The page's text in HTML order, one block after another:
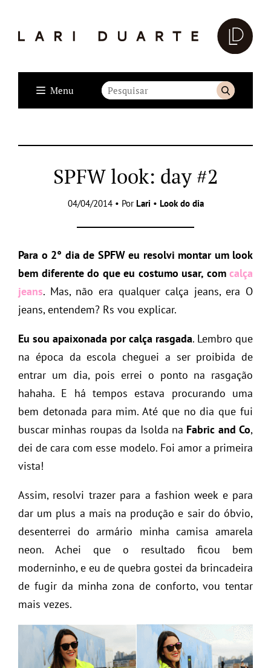
Menu
SPFW look: day #2
04/04/2014 • Por Lari • Look do dia
Para o 2° dia de SPFW eu resolvi montar um look
bem diferente do que eu costumo usar, com calça
jeans. Mas, não era qualquer calça jeans, era O
jeans, entendem? Rs vou explicar.
Eu sou apaixonada por calça rasgada. Lembro que
na época da escola cheguei a ser proibida de
entrar um dia, pois errei o ponto na rasgação
hahaha. E há tempos estava procurando uma
bem detonada para mim. Até que no dia que fui
buscar minhas roupas da Isolda na Fabric and Co,
dei de cara com esse modelo. Foi amor a primeira
vista!
Assim, resolvi trazer para a fashion week e para
dar um plus a mais na produção e sair do óbvio,
desenterrei do armário minha camisa amarela
neon. Achei que o resultado ficou bem
moderninho, e eu de quebra gostei da brincadeira
de fugir da minha zona de conforto, vou tentar
mais vezes.